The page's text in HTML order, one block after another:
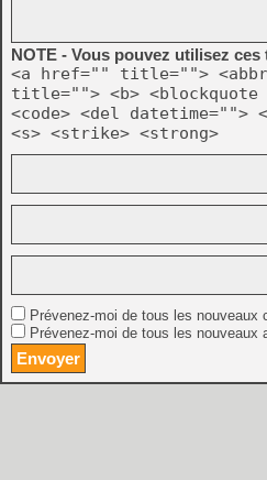
NOTE - Vous pouvez utilisez
<a href="" title="">
title=""> <b>
<code> <del datetime="">
<s> <strike> <strong>
Prévenez-moi de tous les nouveaux
Prévenez-moi de tous les nouveaux